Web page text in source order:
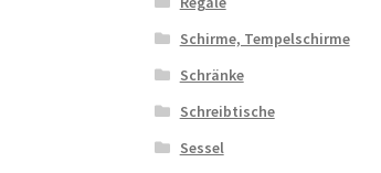
Schirme, Tempelschirme
Schränke
Schreibtische
Sessel